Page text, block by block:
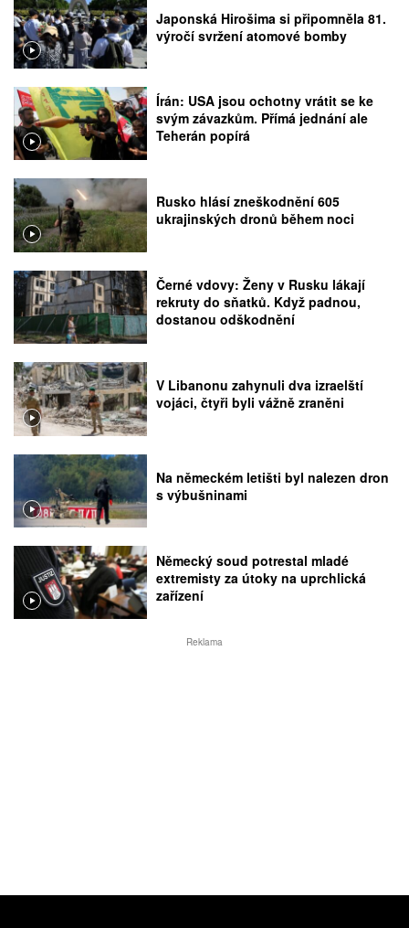
Japonská Hirošima si připomněla 81.
výročí svržení atomové bomby
Írán: USA jsou ochotny vrátit se ke
svým závazkům. Přímá jednání ale
Teherán popírá
Rusko hlásí zneškodnění 605
ukrajinských dronů během noci
Černé vdovy: Ženy v Rusku lákají
rekruty do sňatků. Když padnou,
dostanou odškodnění
V Libanonu zahynuli dva izraelští
vojáci, čtyři byli vážně zraněni
Na německém letišti byl nalezen dron
s výbušninami
Německý soud potrestal mladé
extremisty za útoky na uprchlická
zařízení
Reklama